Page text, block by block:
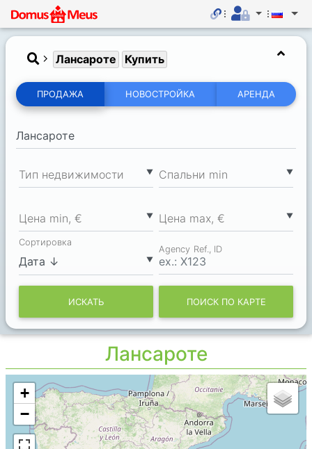
Лансароте Купить
ПРОДАЖА НОВОСТРОЙКА АРЕНДА
▼
Тип недвижимости ▼
Спальни min
▼
Цена min, € ▼
Цена max, €
▼
Сортировка
Agency Ref., ID
ИСКАТЬ ПОИСК ПО КАРТЕ
Лансароте
+
−